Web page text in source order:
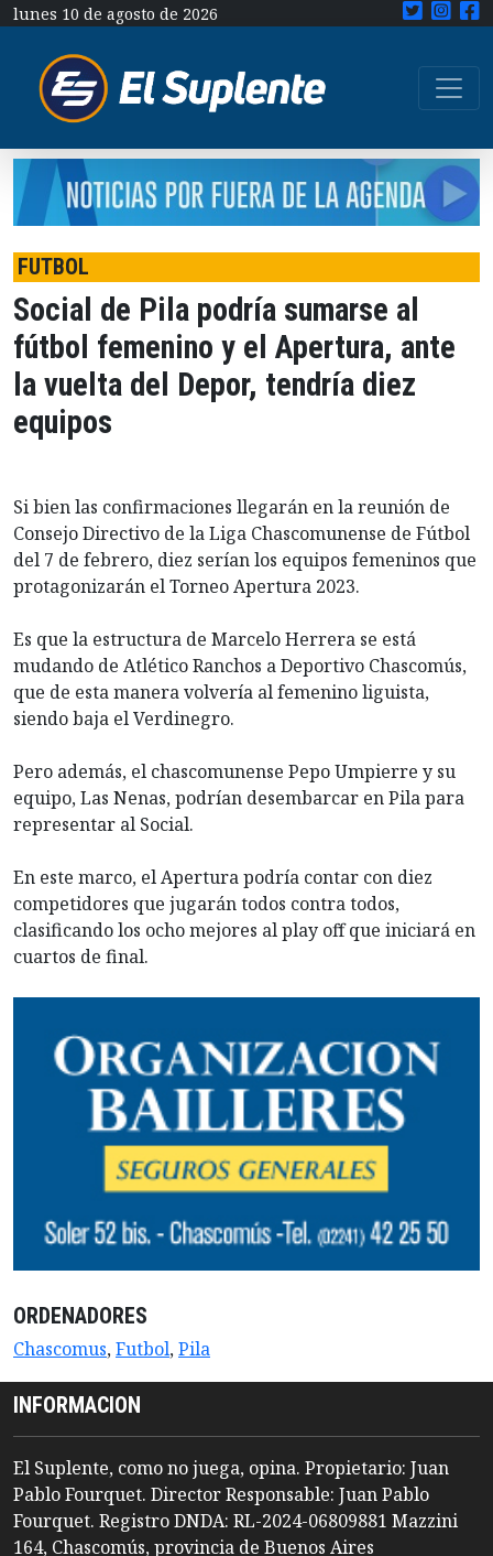
lunes 10 de agosto de 2026
FUTBOL
Social de Pila podría sumarse al
fútbol femenino y el Apertura, ante
la vuelta del Depor, tendría diez
equipos
Si bien las confirmaciones llegarán en la reunión de
Consejo Directivo de la Liga Chascomunense de Fútbol
del 7 de febrero, diez serían los equipos femeninos que
protagonizarán el Torneo Apertura 2023.
Es que la estructura de Marcelo Herrera se está
mudando de Atlético Ranchos a Deportivo Chascomús,
que de esta manera volvería al femenino liguista,
siendo baja el Verdinegro.
Pero además, el chascomunense Pepo Umpierre y su
equipo, Las Nenas, podrían desembarcar en Pila para
representar al Social.
En este marco, el Apertura podría contar con diez
competidores que jugarán todos contra todos,
clasificando los ocho mejores al play off que iniciará en
cuartos de final.
ORDENADORES
Chascomus,Futbol,Pila
INFORMACION
El Suplente, como no juega, opina. Propietario: Juan
Pablo Fourquet. Director Responsable: Juan Pablo
Fourquet. Registro DNDA: RL-2024-06809881 Mazzini
164, Chascomús, provincia de Buenos Aires